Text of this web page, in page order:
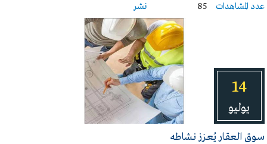
نشر عدد المشاهدات 85
14
يوليو
سـوق العقـار يُعـزز نـشاطه